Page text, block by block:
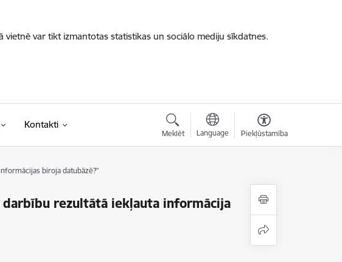
var tikt izmantotas statistikas un sociālo mediju sīkdatnes.
Kontakti
Meklēt Language Piekļūstamība
biroja datubāzē?”
rezultātā iekļauta informācija